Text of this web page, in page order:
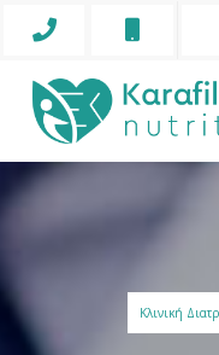
Phone
Κλινική